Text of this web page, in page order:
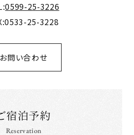
0599-25-3226
25-3228
お問い合わせ
宿泊予約
Reservation